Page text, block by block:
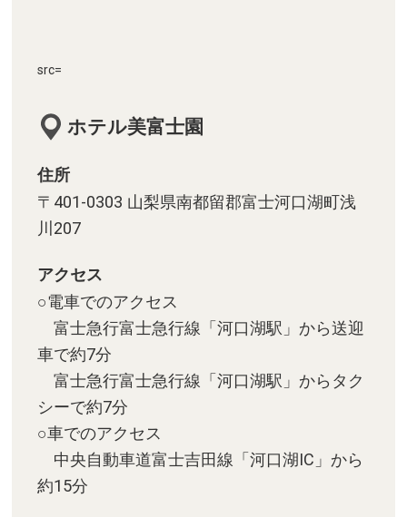
src=
ホテル美富士園
住所
〒401-0303 山梨県南都留郡富士河口湖町浅
川207
アクセス
○電車でのアクセス
富士急行富士急行線「河口湖駅」から送迎
車で約7分
富士急行富士急行線「河口湖駅」からタク
シーで約7分
○車でのアクセス
中央自動車道富士吉田線「河口湖IC」から
約15分